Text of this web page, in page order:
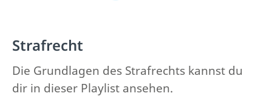
Strafrecht
Die Grundlagen des Strafrechts kannst du
dir in dieser Playlist ansehen.